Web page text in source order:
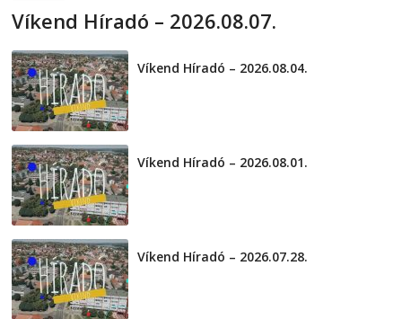
Víkend Híradó – 2026.08.07.
Víkend Híradó – 2026.08.04.
Víkend Híradó – 2026.08.01.
Víkend Híradó – 2026.07.28.